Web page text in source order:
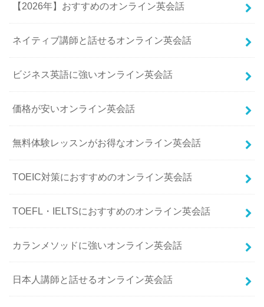
【2026年】おすすめのオンライン英会話
ネイティブ講師と話せるオンライン英会話
ビジネス英語に強いオンライン英会話
価格が安いオンライン英会話
無料体験レッスンがお得なオンライン英会話
TOEIC対策におすすめのオンライン英会話
TOEFL・IELTSにおすすめのオンライン英会話
カランメソッドに強いオンライン英会話
日本人講師と話せるオンライン英会話